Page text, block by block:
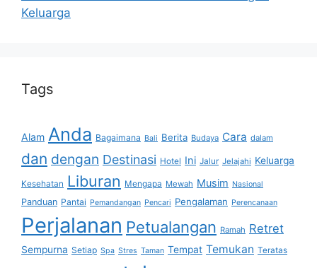
Keluarga
Tags
Alam Anda Bagaimana Bali Berita Budaya Cara dalam
dan dengan Destinasi Hotel Ini Jalur Jelajahi Keluarga
Kesehatan Liburan Mengapa Mewah Musim Nasional
Panduan Pantai Pemandangan Pencari Pengalaman Perencanaan
Perjalanan Petualangan Ramah Retret
Sempurna Setiap Spa Stres Taman Tempat Temukan Teratas